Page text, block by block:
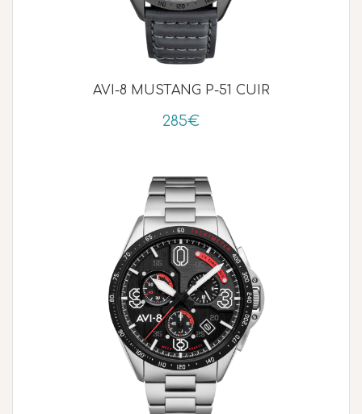
AVI-8 MUSTANG P-51 CUIR
285€